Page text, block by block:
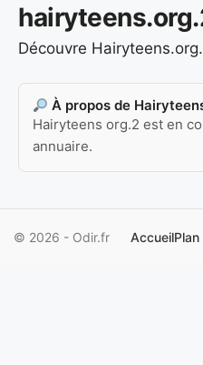
Découvre
À propos de
Hairyteens org.2 est en
annuaire.
© 2026 - Odir.fr Accueil